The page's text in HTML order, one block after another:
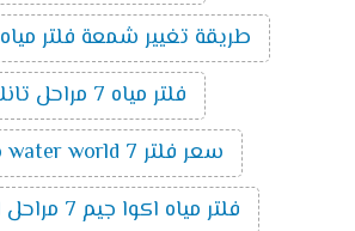
طريقة تغيير شمعة فلتر مياه 7 مراحل
فلتر مياه 7 مراحل تانك
سعر فلتر water world 7 مراحل
فلتر مياه اكوا جيم 7 مراحل امريكي